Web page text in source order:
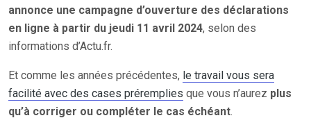
annonce une campagne d’ouverture des déclarations
en ligne à partir du jeudi 11 avril 2024, selon des
informations d’Actu.fr.
Et comme les années précédentes, le travail vous sera
facilité avec des cases préremplies que vous n’aurez plus
qu’à corriger ou compléter le cas échéant.